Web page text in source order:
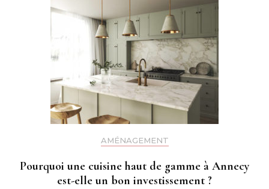
AMÉNAGEMENT
Pourquoi une cuisine haut de gamme à Annecy
est-elle un bon investissement ?